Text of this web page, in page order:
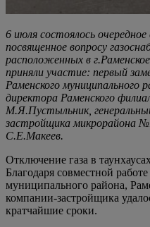
6 июля состоялось очередное
посвященное вопросу
расположенных в
приняли участие: первый
Раменского муниципального
директора Раменского
М.Я.Пустыльник,
застройщика микрорайона
С.Е.Макеев.
Отключение газа в
Благодаря совместной
муниципального района,
компании-застройщика
кратчайшие сроки.